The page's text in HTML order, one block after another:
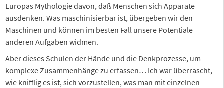
Europas Mythologie davon, daß Menschen sich Apparate
ausdenken. Was maschinisierbar ist, übergeben wir den
Maschinen und können im besten Fall unsere Potentiale
anderen Aufgaben widmen.
Aber dieses Schulen der Hände und die Denkprozesse, um
komplexe Zusammenhänge zu erfassen… Ich war überrascht,
wie knifflig es ist, sich vorzustellen, was man mit einzelnen